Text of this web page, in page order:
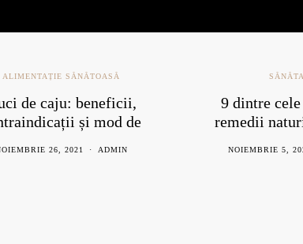
ALIMENTAȚIE SĂNĂTOASĂ
de caju: beneficii,
și mod de
26, 2021 ADMIN
9 dintre
remedii
NOIEMBRIE 5,